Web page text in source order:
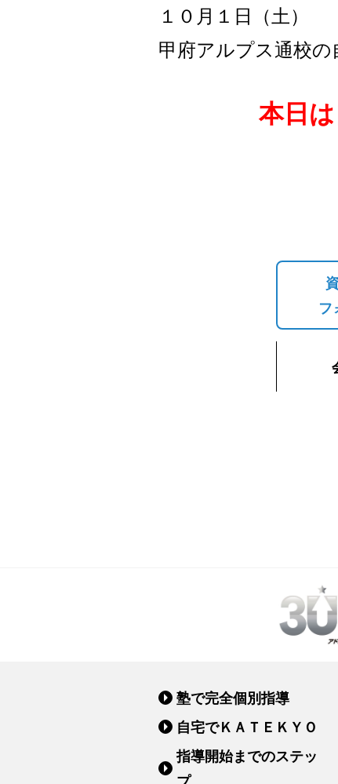
１０月１日（土）
甲府アルプス通校の
本日
フ
塾で完全個別指導
自宅でＫＡＴＥＫＹＯ
指導開始までのステッ